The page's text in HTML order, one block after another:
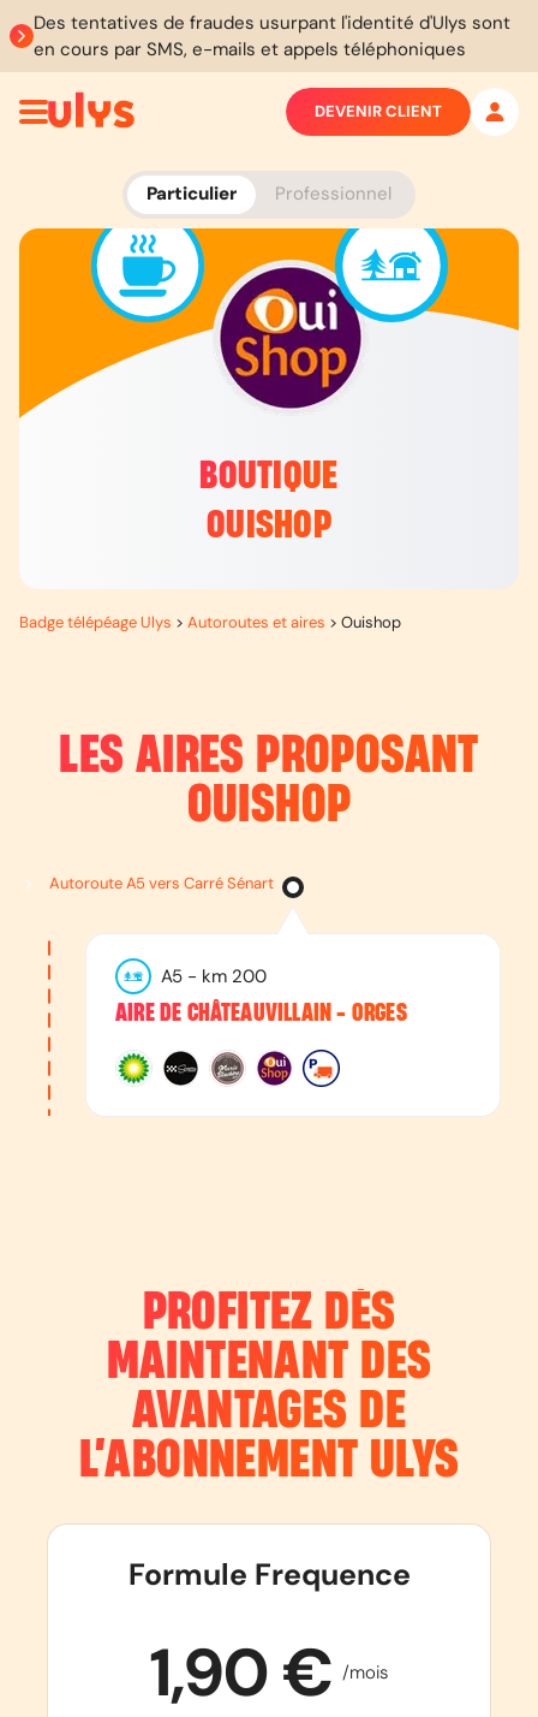
Des tentatives de fraudes usurpant l'identité d'Ulys sont
en cours par SMS, e-mails et appels téléphoniques
Particulier Professionnel
DEVENIR CLIENT
BOUTIQUE
OUISHOP
Badge télépéage Ulys > Autoroutes et aires > Ouishop
LES AIRES PROPOSANT
OUISHOP
Autoroute A5 vers Carré Sénart
A5 - km 200
AIRE DE CHÂTEAUVILLAIN - ORGES
PROFITEZ DÈS
MAINTENANT DES
AVANTAGES DE
L’ABONNEMENT ULYS
Formule Frequence
1,90 € /mois